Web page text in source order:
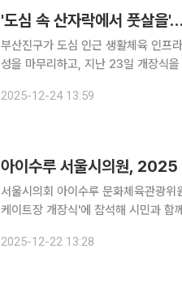
'도심 속 산자락에서 풋살을
부산진구가 도심 인근 생활체육 인프라 확충에 나섰다. 부산진구는
성을 마무리하고, 지난 23일 개장식
인조잔디 구장으로 조성됐다. 구는 비
2025-12-24 13:59
아이수루 서울시의원, 2025
서울시의회 아이수루 문화체육관광
케이트장 개장식'에 참석해 시민과
스케이팅 국가대표 차준환 선수, 쇼
2025-12-22 13:28